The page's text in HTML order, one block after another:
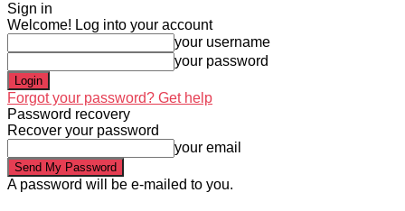
Sign in
Welcome! Log into your account
your username
your password
Forgot your password? Get help
Password recovery
Recover your password
your email
A password will be e-mailed to you.